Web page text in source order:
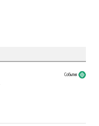
События